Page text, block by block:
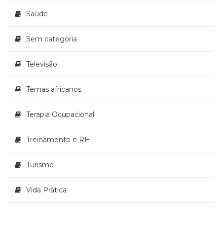
Saúde
Sem categoria
Televisão
Temas africanos
Terapia Ocupacional
Treinamento e RH
Turismo
Vida Prática